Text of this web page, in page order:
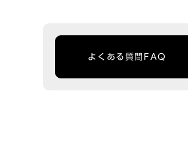
よくある質問FAQ